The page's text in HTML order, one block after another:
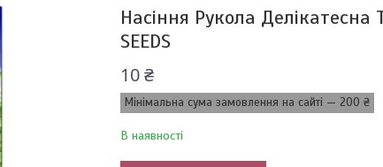
Насіння Рукола Делікатесна
SEEDS
10 ₴
Мінімальна сума замовлення на сайті — 200 ₴
В наявності